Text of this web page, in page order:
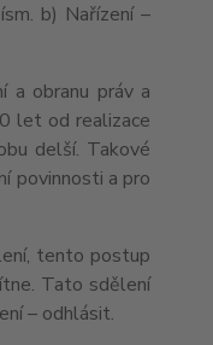
b) Nařízení –
a obranu práv a
let od realizace
delší. Takové
povinnosti a pro
tento postup
Tato sdělení
– odhlásit.